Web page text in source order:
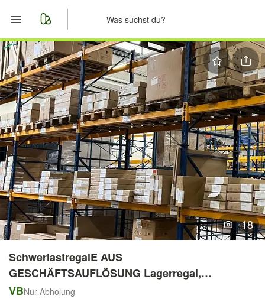
Start
Merkliste
Nachrichten
Anzeige aufgeben
18
SchwerlastregalE AUS
GESCHÄFTSAUFLÖSUNG Lagerregal,
Palettenregal, Industrieregal, Lagerlogistik,
VBNur Abholung